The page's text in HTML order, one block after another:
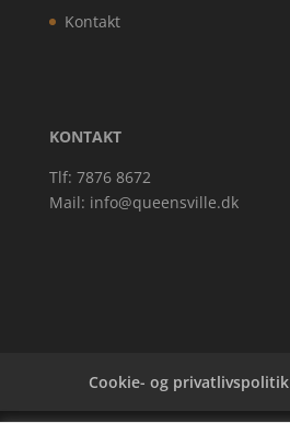
Kontakt
KONTAKT
Tlf: 7876 8672
Mail: info@queensville.dk
Cookie- og privatlivspolitik